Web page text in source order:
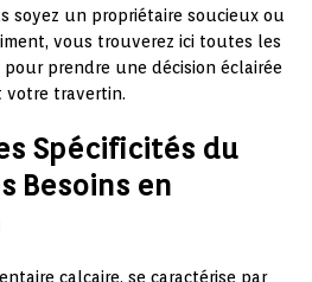
soyez un propriétaire soucieux ou
vous trouverez ici toutes les
prendre une décision éclairée
votre travertin.
Spécificités du
Besoins en
calcaire, se caractérise par